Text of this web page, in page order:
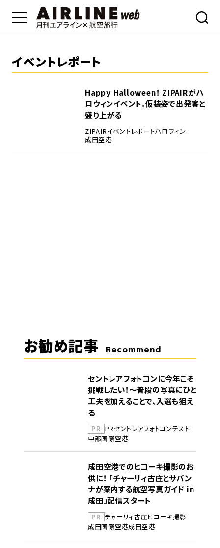
イベントレポート
Happy Halloween！ ZIPAIRがハ
ロウィンイベント。仮装姿で出発客と
盛り上がる
ZIPAIRイベントレポートハロウィン
成田空港
お勧め記事 Recommend
セントレアフォトコンに今年こそ
挑戦したい！～普段の写真にひと
工夫を加えることで、入選も狙え
る
PR PRセントレアフォトコンテスト
中部国際空港
成田空港でのヒコーキ撮影のお
供に！ 「チャーリィ古庄とサバン
ナが案内する航空写真ガイド in
成田」配信スタート
PR チャーリィ古庄ヒコーキ撮影
成田国際空港成田空港